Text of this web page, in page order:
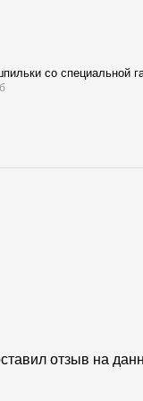
со специальной
отзыв на